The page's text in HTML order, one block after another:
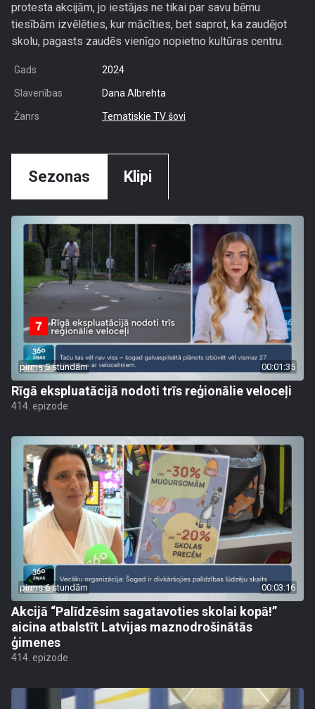
protesta akcijām, jo iestājas ne tikai par savu bērnu
tiesībām izvēlēties, kur mācīties, bet saprot, ka zaudējot
skolu, pagasts zaudēs vienīgo nopietno kultūras centru.
Gads 2024
Slavenības Dana Albrehta
Žanrs Tematiskie TV šovi
Sezonas Klipi
pirms 5 stundām 00:01:35
Rīgā ekspluatācijā nodoti trīs reģionālie veloceļi
414. epizode
pirms 6 stundām 00:03:16
Akcijā “Palīdzēsim sagatavoties skolai kopā!”
aicina atbalstīt Latvijas maznodrošinātās
ģimenes
414. epizode